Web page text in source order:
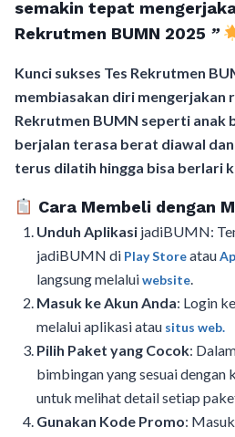
semakin tepat
Rekrutmen BUMN 2025 ”
Kunci sukses Tes Rekrutmen
membiasakan diri mengerjakan
Rekrutmen BUMN seperti anak
berjalan terasa berat diawal
terus dilatih hingga bisa berlari
Cara Membeli dengan
Unduh Aplikasi jadiBUMN:
jadiBUMN di Play Storeatau
langsung melaluiwebsite.
Masuk ke Akun Anda: Login
melalui aplikasi atau situs web.
Pilih Paket yang Cocok:
bimbingan yang sesuai dengan
untuk melihat detail setiap
Gunakan Kode Promo: